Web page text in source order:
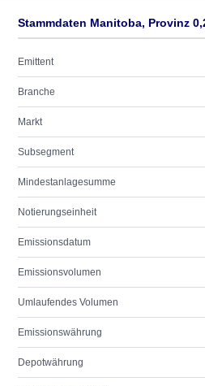
Stammdaten Manitoba, Provinz
Emittent
Branche
Markt
Subsegment
Mindestanlagesumme
Notierungseinheit
Emissionsdatum
Emissionsvolumen
Umlaufendes Volumen
Emissionswährung
Depotwährung